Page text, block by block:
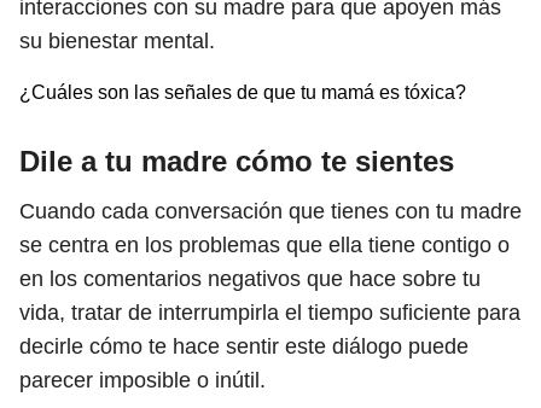
interacciones con su madre para que apoyen más
su bienestar mental.
¿Cuáles son las señales de que tu mamá es tóxica?
Dile a tu madre cómo te sientes
Cuando cada conversación que tienes con tu madre
se centra en los problemas que ella tiene contigo o
en los comentarios negativos que hace sobre tu
vida, tratar de interrumpirla el tiempo suficiente para
decirle cómo te hace sentir este diálogo puede
parecer imposible o inútil.